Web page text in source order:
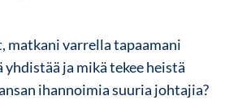
matkani varrella tapaamani
ja mikä tekee heistä
ihannoimia suuria johtajia?